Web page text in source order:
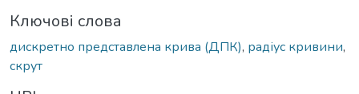
Ключові слова
дискретно представлена крива (ДПК), радіус кривини,
скрут